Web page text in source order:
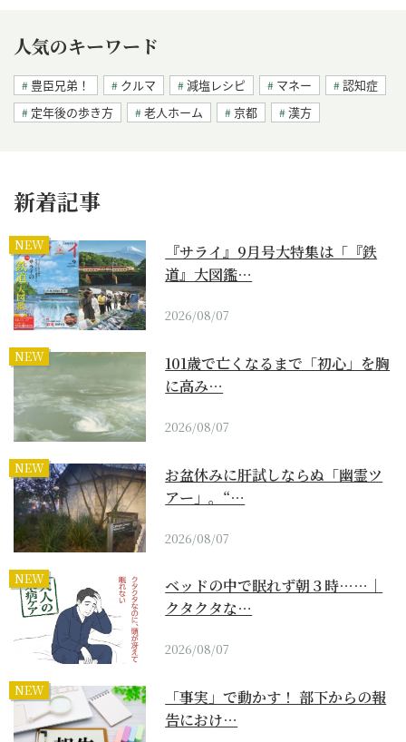
人気のキーワード
豊臣兄弟！ クルマ 減塩レシピ マネー
認知症
定年後の歩き方
老人ホーム 京都 漢方
新着記事
NEW
『サライ』9月号大特集は「『鉄
道』大図鑑…
2026/08/07
NEW
101歳で亡くなるまで「初心」を胸
に高み…
2026/08/07
NEW
お盆休みに肝試しならぬ「幽霊ツ
アー」。“…
2026/08/07
NEW
ベッドの中で眠れず朝３時……｜
クタクタな…
2026/08/07
NEW
「事実」で動かす！ 部下からの報
告におけ…